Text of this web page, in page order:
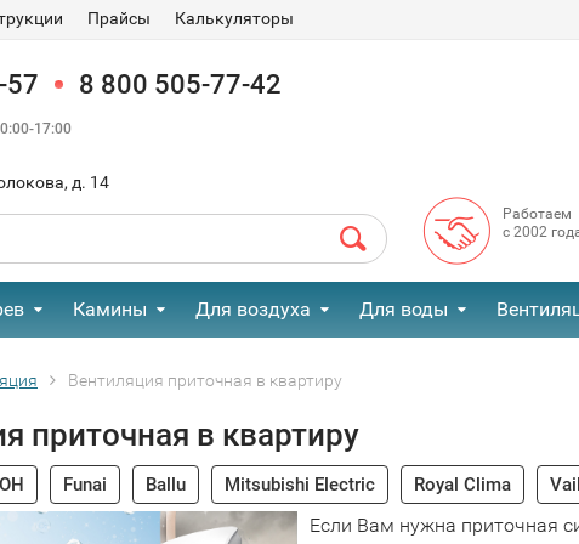
Прайсы Калькуляторы
57 8 800 505-77-42
17:00
д. 14
Работаем
с 2002
Камины Для воздуха Для воды
Вентиляция приточная в квартиру
приточная в квартиру
Funai Ballu Mitsubishi Electric Royal Clima
Если Вам нужна приточная